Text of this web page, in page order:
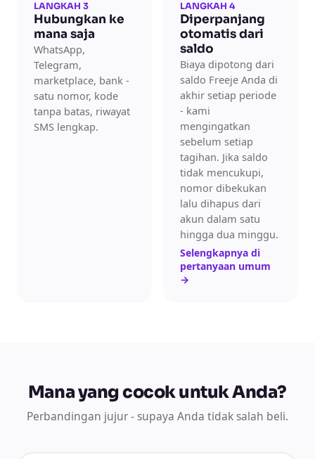
LANGKAH 3
Hubungkan ke
mana saja
WhatsApp,
Telegram,
marketplace, bank -
satu nomor, kode
tanpa batas, riwayat
SMS lengkap.
LANGKAH 4
Diperpanjang
otomatis dari
saldo
Biaya dipotong dari
saldo Freeje Anda di
akhir setiap periode
- kami
mengingatkan
sebelum setiap
tagihan. Jika saldo
tidak mencukupi,
nomor dibekukan
lalu dihapus dari
akun dalam satu
hingga dua minggu.
Selengkapnya di
pertanyaan umum
→
Mana yang cocok untuk Anda?
Perbandingan jujur - supaya Anda tidak salah beli.